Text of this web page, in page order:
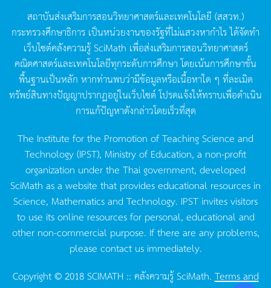
สถาบันส่งเสริมการสอนวิทยาศาสตร์และเทคโนโลยี (สสวท.)
กระทรวงศึกษาธิการ เป็นหน่วยงานของรัฐที่ไม่แสวงหากำไรได้จัดทำ
เว็บไซต์คลังความรู้SciMath เพื่อส่งเสริมการสอนวิทยาศาสตร์
คณิตศาสตร์และเทคโนโลยีทุกระดับการศึกษา โดยเน้นการศึกษาขั้น
พื้นฐานเป็นหลัก หากท่านพบว่ามีข้อมูลหรือเนื้อหาใด ๆ ที่ละเมิด
ทรัพย์สินทางปัญญาปรากฏอยู่ในเว็บไซต์โปรดแจ้งให้ทราบเพื่อดำเนิน
การแก้ปัญหาดังกล่าวโดยเร็วที่สุด
The Institute for the Promotion of Teaching Science and
Technology (IPST), Ministry of Education, a non-profit
organization under the Thai government, developed
SciMath as a website that provides educational resources in
Science, Mathematics and Technology. IPST invites visitors
to use its online resources for personal, educational and
other non-commercial purpose. If there are any problems,
please contact us immediately.
Copyright © 2018 SCIMATH :: คลังความรู้ SciMath.Terms and